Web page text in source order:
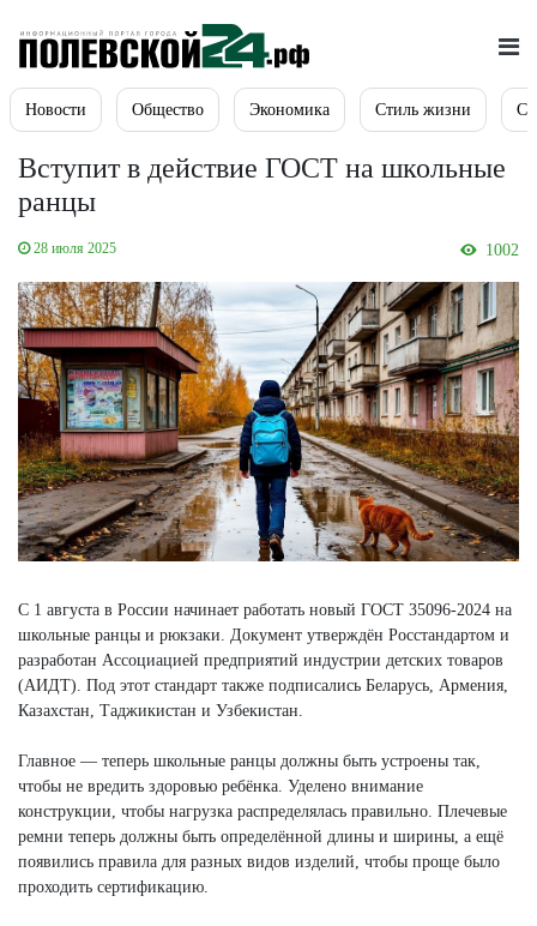
Новости Общество Экономика Стиль жизни
Вступит в действие ГОСТ на школьные
ранцы
28 июля 2025 1002
С 1 августа в России начинает работать новый ГОСТ 35096-2024 на
школьные ранцы и рюкзаки. Документ утверждён Росстандартом и
разработан Ассоциацией предприятий индустрии детских товаров
(АИДТ). Под этот стандарт также подписались Беларусь, Армения,
Казахстан, Таджикистан и Узбекистан.
Главное — теперь школьные ранцы должны быть устроены так,
чтобы не вредить здоровью ребёнка. Уделено внимание
конструкции, чтобы нагрузка распределялась правильно. Плечевые
ремни теперь должны быть определённой длины и ширины, а ещё
появились правила для разных видов изделий, чтобы проще было
проходить сертификацию.